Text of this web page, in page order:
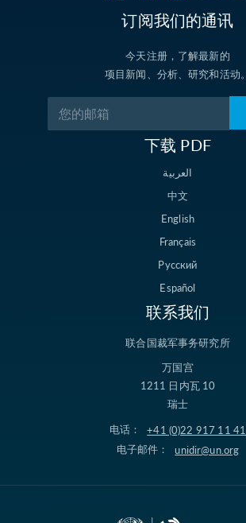
订阅我们的通讯
今天注册，了解最新的
项目新闻、分析、研究和活动。
下载 PDF
العربية
中文
English
Français
Русский
Español
联系我们
联合国裁军事务研究所
万国宫
1211 日内瓦 10
瑞士
电话：
+41 (0)22 917 11 41
电子邮件：
unidir@un.org